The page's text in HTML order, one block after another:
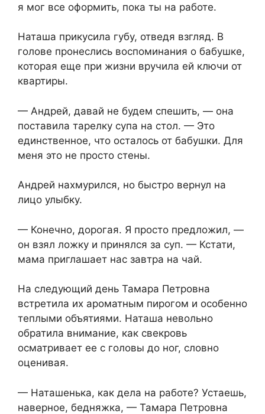
я мог все оформить, пока ты на работе.
Наташа прикусила губу, отведя взгляд. В
голове пронеслись воспоминания о бабушке,
которая еще при жизни вручила ей ключи от
квартиры.
— Андрей, давай не будем спешить, — она
поставила тарелку супа на стол. — Это
единственное, что осталось от бабушки. Для
меня это не просто стены.
Андрей нахмурился, но быстро вернул на
лицо улыбку.
— Конечно, дорогая. Я просто предложил, —
он взял ложку и принялся за суп. — Кстати,
мама приглашает нас завтра на чай.
На следующий день Тамара Петровна
встретила их ароматным пирогом и особенно
теплыми объятиями. Наташа невольно
обратила внимание, как свекровь
осматривает ее с головы до ног, словно
оценивая.
— Наташенька, как дела на работе? Устаешь,
наверное, бедняжка, — Тамара Петровна